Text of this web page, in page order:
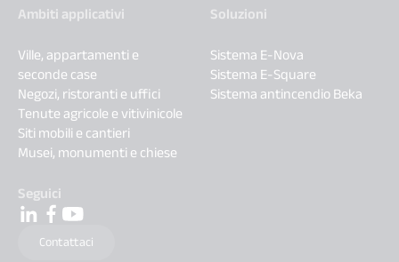
Ambiti applicativi
Ville, appartamenti e
seconde case
Negozi, ristoranti e uffici
Tenute agricole e vitivinicole
Siti mobili e cantieri
Musei, monumenti e chiese
Soluzioni
Sistema E-Nova
Sistema E-Square
Sistema antincendio Beka
Seguici
Contattaci